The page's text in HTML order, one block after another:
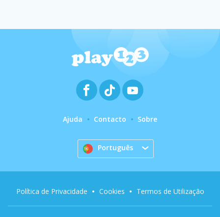
Ajuda Contacto Sobre
Português
Política de Privacidade Cookies Termos de Utilização